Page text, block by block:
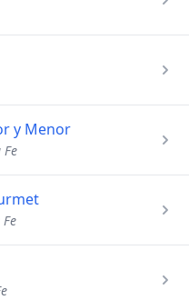
y Menor
Fe